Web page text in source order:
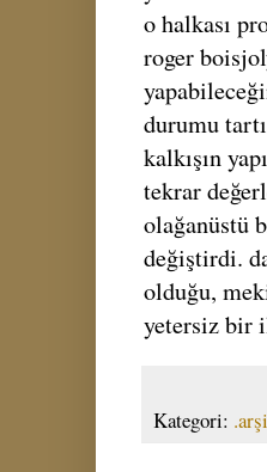
o halkası
roger
durumu
kalkışın
tekrar
olağanüstü
değiştirdi.
olduğu,
yetersiz bir
Kategori: